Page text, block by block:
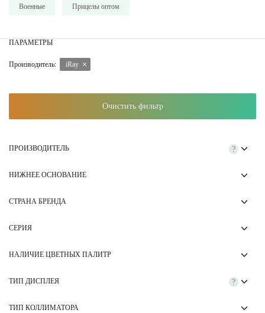
Военные Прицелы оптом
ПАРАМЕТРЫ
Производитель: iRay
Очистить фильтр
?
ПРОИЗВОДИТЕЛЬ
НИЖНЕЕ ОСНОВАНИЕ
СТРАНА БРЕНДА
СЕРИЯ
НАЛИЧИЕ ЦВЕТНЫХ ПАЛИТР
?
ТИП ДИСПЛЕЯ
ТИП КОЛЛИМАТОРА